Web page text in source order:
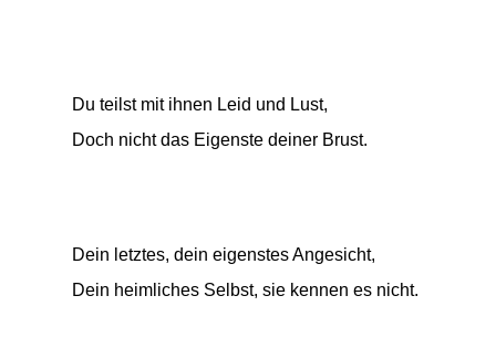
Du teilst mit ihnen Leid und Lust,
Doch nicht das Eigenste deiner Brust.
Dein letztes, dein eigenstes Angesicht,
Dein heimliches Selbst, sie kennen es nicht.